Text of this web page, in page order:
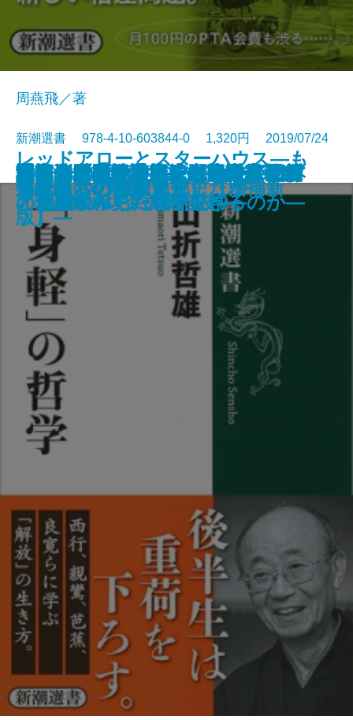
激甚気象はなぜ起こる
日本文学を読む・日本の面影
国家・企業・通貨―グローバリズ
ムの不都合な未来―
秘密資金の戦後政党史―米露公文
書に刻まれた「依存」の系譜―
直筆の漱石―発掘された文豪のお
宝―
「悟り体験」を読む―大乗仏教で
覚醒した人々―
日本列島回復論―この国で生き続
けるために―
宮沢賢治 デクノボーの叡知
野生化するイノベーション―日本
経済「失われた20年」を超える―
貧困専業主婦
周燕飛／著
新潮選書 978-4-10-603844-0 1,320円 2019/07/24
「身軽」の哲学
世界地図を読み直す―協力と均衡
の地政学―
マネーの魔術史―支配者はなぜ
「金融緩和」に魅せられるのか―
冗談音楽の怪人・三木鶏郎―ラジ
オとCMソングの戦後史―
レッドアローとスターハウス―も
うひとつの戦後思想史【増補新
版】―
兵隊たちの陸軍史
修験道という生き方
進化論はいかに進化したか
謎とき『風と共に去りぬ』―矛盾
と葛藤にみちた世界文学―
通信の世紀―情報技術と国家戦略
の一五〇年史―